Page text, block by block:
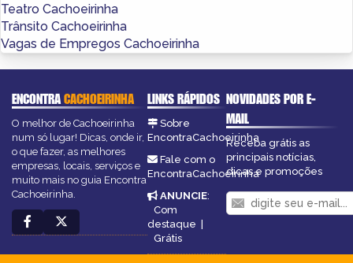
Teatro Cachoeirinha
Trânsito Cachoeirinha
Vagas de Empregos Cachoeirinha
ENCONTRACACHOEIRINHA
O melhor de Cachoeirinha
num só lugar! Dicas, onde ir,
o que fazer, as melhores
empresas, locais, serviços e
muito mais no guia Encontra
Cachoeirinha.
LINKS RÁPIDOS
Sobre
EncontraCachoeirinha
Fale com o
EncontraCachoeirinha
ANUNCIE:
Com
destaque
Grátis
NOVIDADES POR E-
MAIL
Receba grátis as
principais notícias,
dicas e promoções